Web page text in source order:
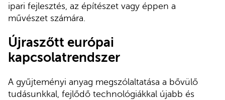
ipari fejlesztés, az építészet vagy éppen a
művészet számára.
Újraszőtt európai
kapcsolatrendszer
A gyűjteményi anyag megszólaltatása a bővülő
tudásunkkal, fejlődő technológiákkal újabb és